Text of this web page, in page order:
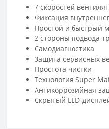
7 скоростей
Фиксация
Простой и быстрый
2 стороны подвода
Самодиагностика
Защита сервисных
Простота чистки
Технология Super
Антикоррозийная
Скрытый LED-